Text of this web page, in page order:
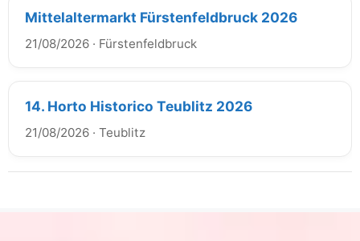
Mittelaltermarkt Fürstenfeldbruck 2026
21/08/2026 · Fürstenfeldbruck
14. Horto Historico Teublitz 2026
21/08/2026 · Teublitz